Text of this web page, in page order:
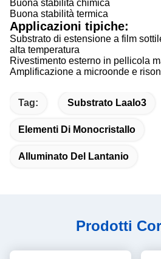
Buona stabilità chimica
Buona stabilità termica
Applicazioni tipiche:
Substrato di estensione a film
alta temperatura
Rivestimento esterno in pellicola
Amplificazione a microonde e
Tag: Substrato Laalo3
Elementi Di Monocristallo
Alluminato Del Lantanio
Prodotti